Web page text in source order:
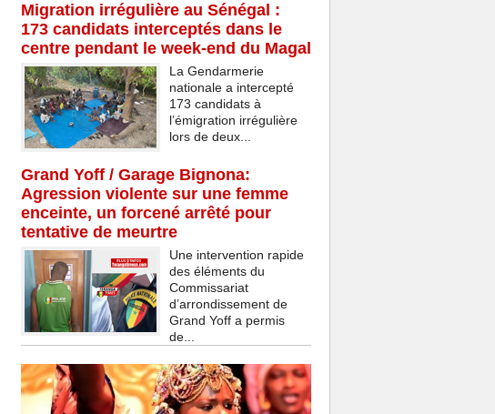
Migration irrégulière au Sénégal :
173 candidats interceptés dans le
centre pendant le week-end du Magal
La Gendarmerie
nationale a intercepté
173 candidats à
l’émigration irrégulière
lors de deux...
Grand Yoff / Garage Bignona:
Agression violente sur une femme
enceinte, un forcené arrêté pour
tentative de meurtre
Une intervention rapide
des éléments du
Commissariat
d’arrondissement de
Grand Yoff a permis
de...